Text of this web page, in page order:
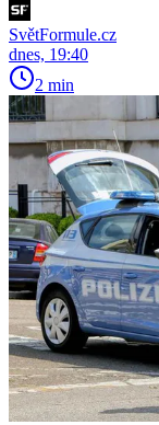
SvětFormule.cz
dnes, 19:40
2 min